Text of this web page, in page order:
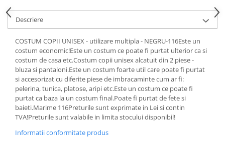
VITRINE, FIGURINE, ACCESORII
MACHETE
CARNAVAL
LUMANARI PETRECERI ANIVERSARI
PAPUSI SI DECORATIUNI HORROR
POSTERE PENTRU PERETE SI
ACCESORII
SUPORTERI MECIURI SPORT
Costume Petrecere
BODY - BUST
COSTUME BAIETI SI PELERINE
COSTUME PETRECERE ADULTI
Descriere
COSTUM COPII UNISEX - utilizare multipla - NEGRU-116Este un
costum economic!Este un costum ce poate fi purtat ulterior ca si
costum de casa etc.Costum copii unisex alcatuit din 2 piese -
bluza si pantaloni.Este un costum foarte util care poate fi purtat
si accesorizat cu diferite piese de imbracaminte cum ar fi:
pelerina, tunica, platose, aripi etc.Este un costum ce poate fi
purtat ca baza la un costum final.Poate fi purtat de fete si
baieti.Marime 116Preturile sunt exprimate in Lei si contin
TVA!Preturile sunt valabile in limita stocului disponibil!
Informatii conformitate produs